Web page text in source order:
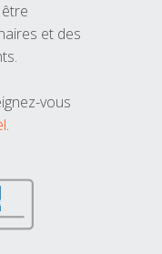
et des
vous
.